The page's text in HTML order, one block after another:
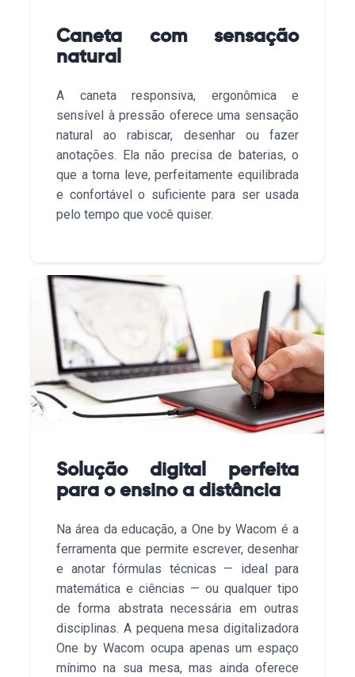
Caneta com sensação
natural
A caneta responsiva, ergonômica e
sensível à pressão oferece uma sensação
natural ao rabiscar, desenhar ou fazer
anotações. Ela não precisa de baterias, o
que a torna leve, perfeitamente equilibrada
e confortável o suficiente para ser usada
pelo tempo que você quiser.
Solução digital perfeita
para o ensino a distância
Na área da educação, a One by Wacom é a
ferramenta que permite escrever, desenhar
e anotar fórmulas técnicas — ideal para
matemática e ciências — ou qualquer tipo
de forma abstrata necessária em outras
disciplinas. A pequena mesa digitalizadora
One by Wacom ocupa apenas um espaço
mínimo na sua mesa, mas ainda oferece